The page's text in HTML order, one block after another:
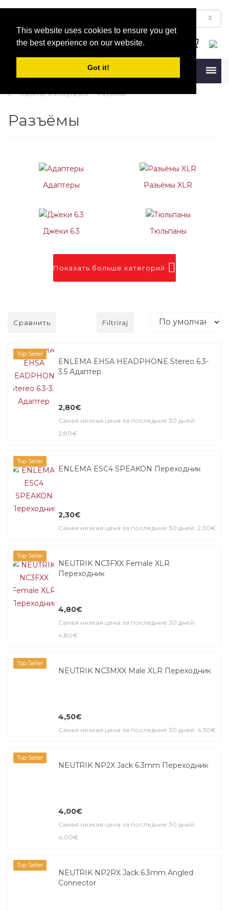
This website uses cookies to ensure you get
the best experience on our website.
Got it!
Кабели, и комутация Разъёмы
Разъёмы
Адаптеры Разьёмы XLR
Джеки 6.3 Тюльпаны
Показать больше категорий
Сравнить Filtriraj
Top Seller
ENLEMA EHSA HEADPHONE Stereo 6.3-
3.5 Адаптер
2,80€
Самая низкая цена за последние 30 дней:
2,80€
Top Seller
ENLEMA ESC4 SPEAKON Переходник
2,30€
Самая низкая цена за последние 30 дней: 2,30€
Top Seller
NEUTRIK NC3FXX Female XLR
Переходник
4,80€
Самая низкая цена за последние 30 дней:
4,80€
Top Seller
NEUTRIK NC3MXX Male XLR Переходник
4,50€
Самая низкая цена за последние 30 дней: 4,50€
Top Seller
NEUTRIK NP2X Jack 6.3mm Переходник
4,00€
Самая низкая цена за последние 30 дней:
4,00€
Top Seller
NEUTRIK NP2RX Jack 6.3mm Angled
Connector